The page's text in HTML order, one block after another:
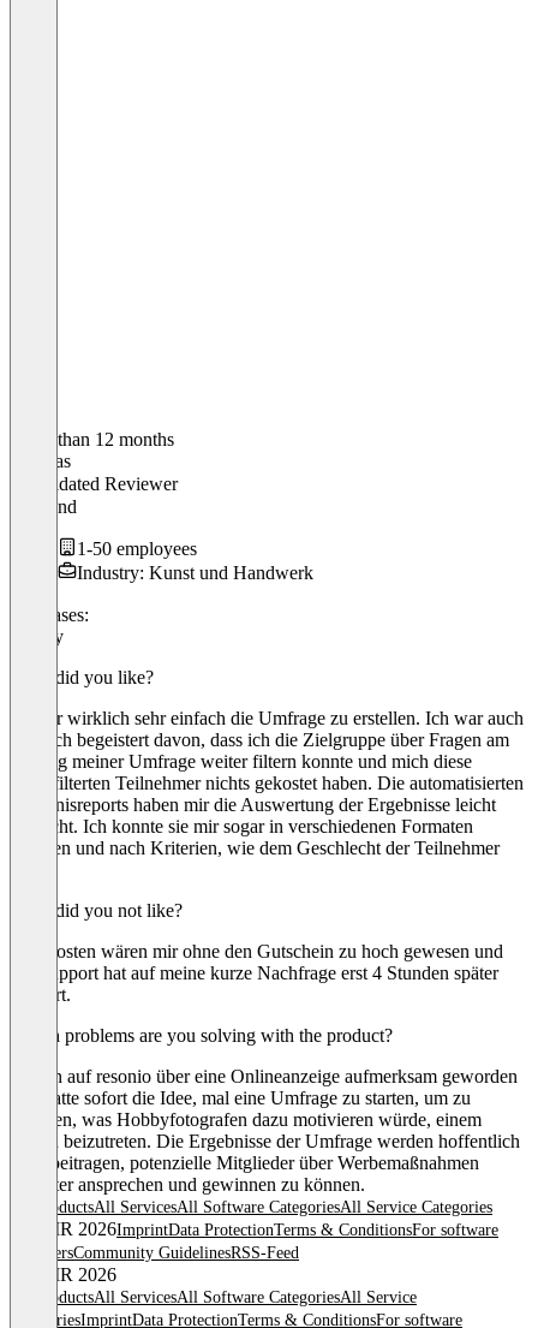
Older than 12 months
Thomas
Validated Reviewer
Vorstand
1-50 employees
Industry: Kunst und Handwerk
Use cases:
Survey
What did you like?
Es war wirklich sehr einfach die Umfrage zu erstellen. Ich war auch
wirklich begeistert davon, dass ich die Zielgruppe über Fragen am
Anfang meiner Umfrage weiter filtern konnte und mich diese
ausgefilterten Teilnehmer nichts gekostet haben. Die automatisierten
Ergebnisreports haben mir die Auswertung der Ergebnisse leicht
gemacht. Ich konnte sie mir sogar in verschiedenen Formaten
ansehen und nach Kriterien, wie dem Geschlecht der Teilnehmer
What did you not like?
Die Kosten wären mir ohne den Gutschein zu hoch gewesen und
der Support hat auf meine kurze Nachfrage erst 4 Stunden später
reagiert.
Which problems are you solving with the product?
Ich bin auf resonio über eine Onlineanzeige aufmerksam geworden
und hatte sofort die Idee, mal eine Umfrage zu starten, um zu
erfahren, was Hobbyfotografen dazu motivieren würde, einem
Verein beizutreten. Die Ergebnisse der Umfrage werden hoffentlich
dazu beitragen, potenzielle Mitglieder über Werbemaßnahmen
gezielter ansprechen und gewinnen zu können.
All productsAll ServicesAll Software CategoriesAll Service Categories
© OMR 2026ImprintData ProtectionTerms & ConditionsFor software
providersCommunity GuidelinesRSS-Feed
© OMR 2026
All productsAll ServicesAll Software CategoriesAll Service
CategoriesImprintData ProtectionTerms & ConditionsFor software